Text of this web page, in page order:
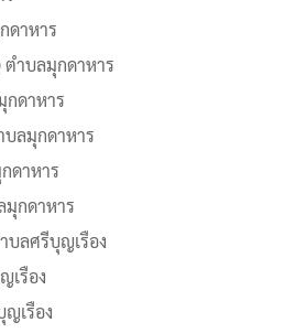
ดาหาร
ำบลมุกดาหาร
กดาหาร
บลมุกดาหาร
ดาหาร
มุกดาหาร
บลศรีบุญเรือง
เรือง
เรือง